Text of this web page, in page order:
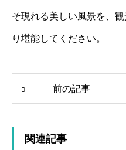
そ現れる美しい風景を、
り堪能してください。
前の記事
関連記事